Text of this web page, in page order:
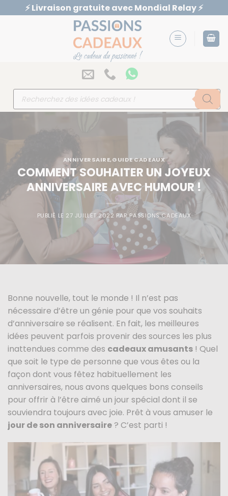
Passer
au
⚡️ Livraison gratuite avec Mondial Relay ⚡️
Recherche
ANNIVERSAIRE,GUIDE CADEAUX
COMMENT SOUHAITER UN JOYEUX
ANNIVERSAIRE AVEC HUMOUR !
PUBLIÉ LE 27 JUILLET 2022 PARPASSIONS CADEAUX
Bonne nouvelle, tout le monde ! Il n’est pas
nécessaire d’être un génie pour que vos souhaits
d’anniversaire se réalisent. En fait, les meilleures
idées peuvent parfois provenir des sources les plus
inattendues comme des cadeaux amusants ! Quel
que soit le type de personne que vous êtes ou la
façon dont vous fêtez habituellement les
anniversaires, nous avons quelques bons conseils
pour offrir à l’être aimé un jour spécial dont il se
souviendra toujours avec joie. Prêt à vous amuser le
jour de son anniversaire ? C’est parti !